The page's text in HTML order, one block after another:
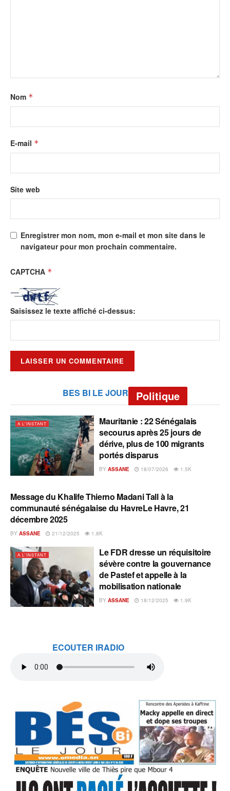
Nom *
E-mail *
Site web
Enregistrer mon nom, mon e-mail et mon site dans le
navigateur pour mon prochain commentaire.
CAPTCHA *
Saisissez le texte affiché ci-dessus:
BES BI LE JOUR Politique
A L'INSTANT
Mauritanie : 22 Sénégalais
secourus après 25 jours de
dérive, plus de 100 migrants
portés disparus
BY ASSANE 18/07/2026 1.5K
A L'INSTANT
Message du Khalife Thierno Madani Tall à la
communauté sénégalaise du HavreLe Havre, 21
décembre 2025
BY ASSANE 21/12/2025 1.8K
A L'INSTANT
Le FDR dresse un réquisitoire
sévère contre la gouvernance
de Pastef et appelle à la
mobilisation nationale
BY ASSANE 18/12/2025 1.9K
ECOUTER IRADIO